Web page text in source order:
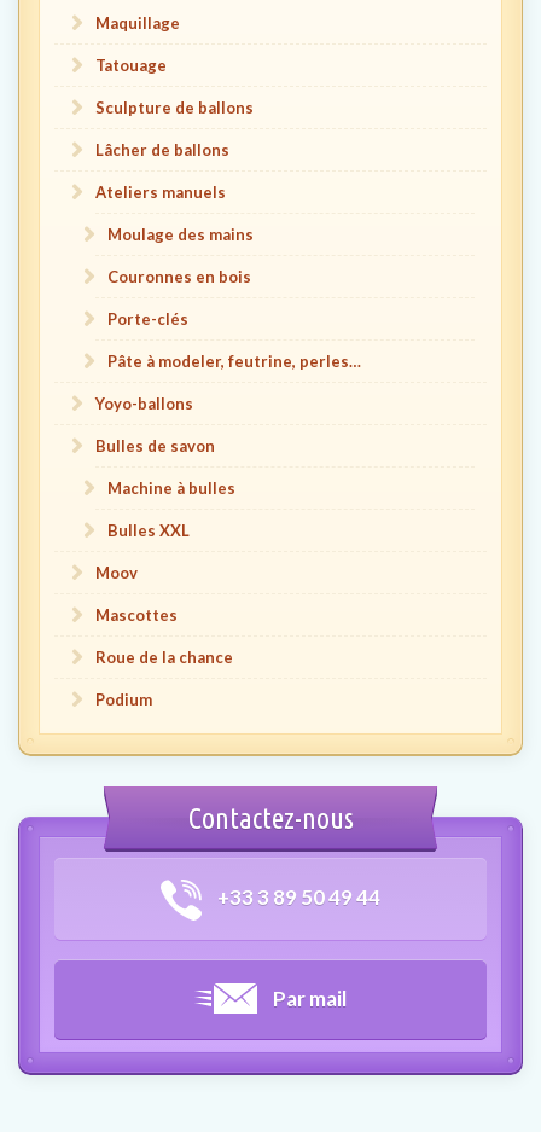
Maquillage
Tatouage
Sculpture de ballons
Lâcher de ballons
Ateliers manuels
Moulage des mains
Couronnes en bois
Porte-clés
Pâte à modeler, feutrine, perles…
Yoyo-ballons
Bulles de savon
Machine à bulles
Bulles XXL
Moov
Mascottes
Roue de la chance
Podium
Contactez-nous
+33 3 89 50 49 44
Par mail